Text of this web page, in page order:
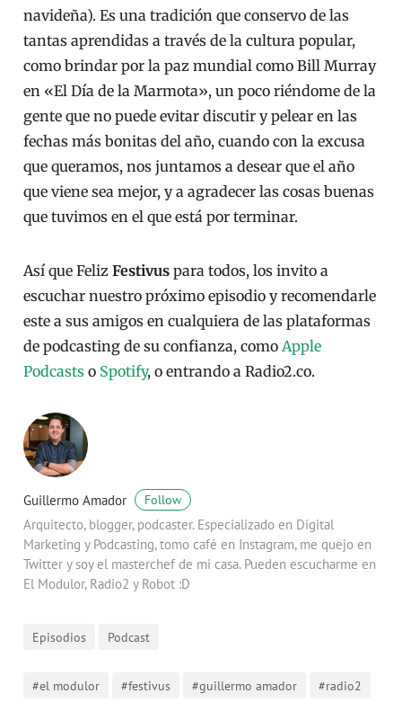
navideña). Es una tradición que conservo de las
tantas aprendidas a través de la cultura popular,
como brindar por la paz mundial como Bill Murray
en «El Día de la Marmota», un poco riéndome de la
gente que no puede evitar discutir y pelear en las
fechas más bonitas del año, cuando con la excusa
que queramos, nos juntamos a desear que el año
que viene sea mejor, y a agradecer las cosas buenas
que tuvimos en el que está por terminar.
Así que FelizFestivus para todos, los invito a
escuchar nuestro próximo episodio y recomendarle
este a sus amigos en cualquiera de las plataformas
de podcasting de su confianza, como Apple
Podcasts o Spotify, o entrando a Radio2.co.
Guillermo Amador Follow
Arquitecto, blogger, podcaster. Especializado en Digital
Marketing y Podcasting, tomo café en Instagram, me quejo en
Twitter y soy el masterchef de mi casa. Pueden escucharme en
El Modulor, Radio2 y Robot :D
Episodios Podcast
#el modulor #festivus #guillermo amador #radio2